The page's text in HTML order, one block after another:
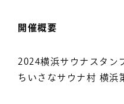
開催概要
2024横浜サウナスタ
ちいさなサウナ村 横浜